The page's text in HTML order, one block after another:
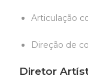
Articulação
Direção de
Diretor